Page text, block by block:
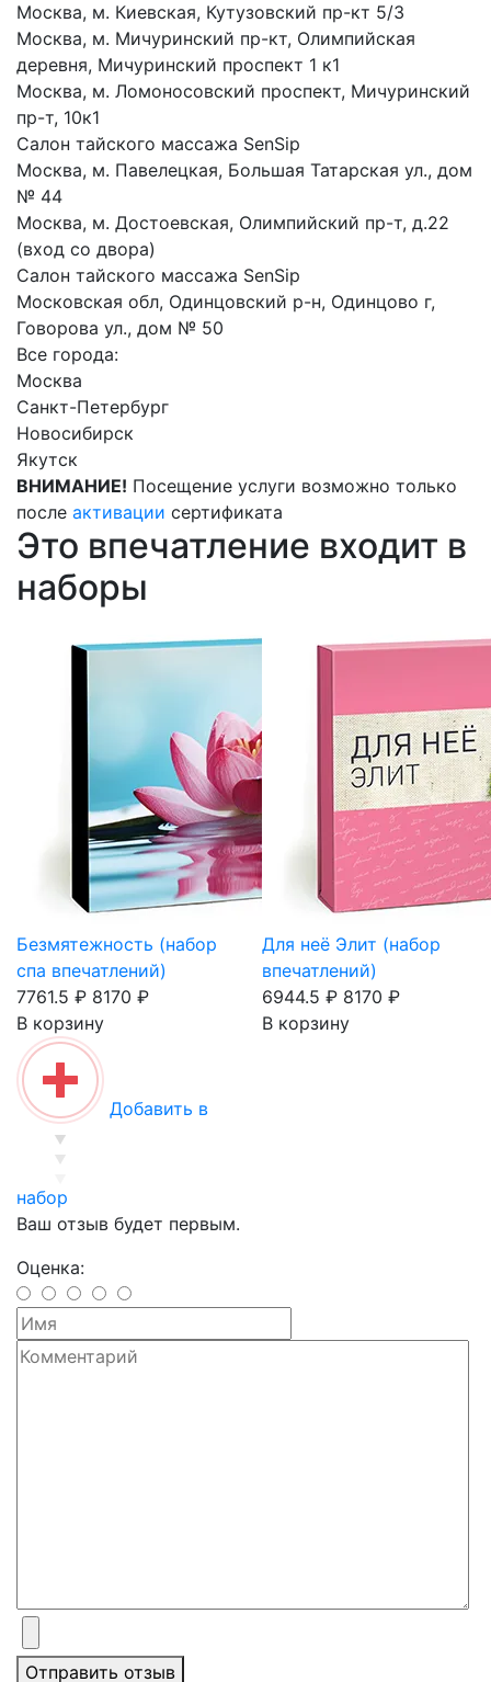
Москва, м. Киевская, Кутузовский пр-кт 5/3
Москва, м. Мичуринский пр-кт, Олимпийская
деревня, Мичуринский проспект 1 к1
Москва, м. Ломоносовский проспект, Мичуринский
пр-т, 10к1
Салон тайского массажа SenSip
Москва, м. Павелецкая, Большая Татарская ул., дом
№ 44
Москва, м. Достоевская, Олимпийский пр-т, д.22
(вход со двора)
Салон тайского массажа SenSip
Московская обл, Одинцовский р-н, Одинцово г,
Говорова ул., дом № 50
Все города:
Москва
Санкт-Петербург
Новосибирск
Якутск
ВНИМАНИЕ! Посещение услуги возможно только
после активации сертификата
Это впечатление входит в
наборы
Безмятежность (набор
спа впечатлений)
7761.5 ₽ 8170 ₽
В корзину
Для неё Элит (набор
впечатлений)
6944.5 ₽ 8170 ₽
В корзину
Добавить в
набор
Ваш отзыв будет первым.
Оценка:
Отправить отзыв